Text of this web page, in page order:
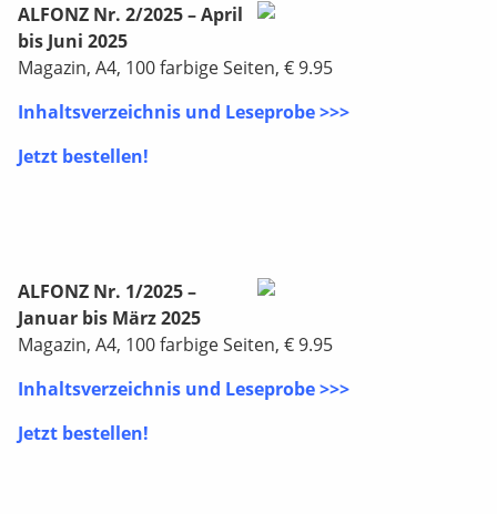
ALFONZ Nr. 2/2025 – April
bis Juni 2025
Magazin, A4, 100 farbige Seiten, € 9.95
Inhaltsverzeichnis und Leseprobe >>>
Jetzt bestellen!
ALFONZ Nr. 1/2025 –
Januar bis März 2025
Magazin, A4, 100 farbige Seiten, € 9.95
Inhaltsverzeichnis und Leseprobe >>>
Jetzt bestellen!